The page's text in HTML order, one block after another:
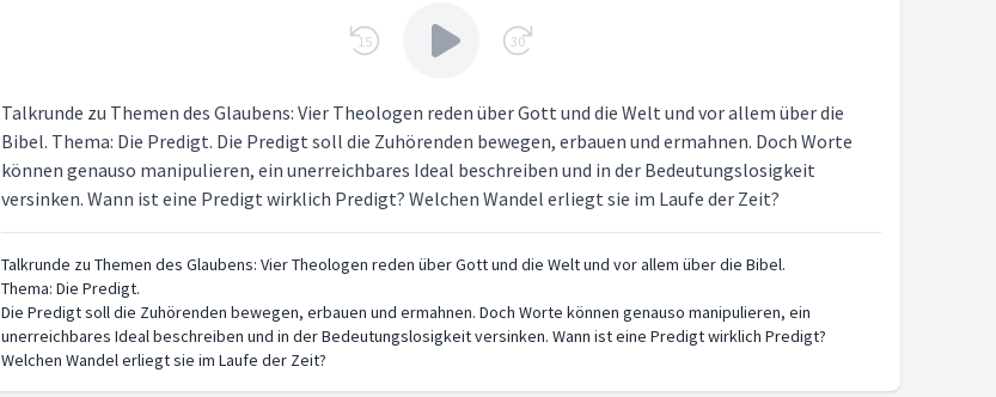
15 30
Talkrunde zu Themen des Glaubens: Vier Theologen reden über Gott und die Welt und vor allem über die
Bibel. Thema: Die Predigt. Die Predigt soll die Zuhörenden bewegen, erbauen und ermahnen. Doch Worte
können genauso manipulieren, ein unerreichbares Ideal beschreiben und in der Bedeutungslosigkeit
versinken. Wann ist eine Predigt wirklich Predigt? Welchen Wandel erliegt sie im Laufe der Zeit?
Talkrunde zu Themen des Glaubens: Vier Theologen reden über Gott und die Welt und vor allem über die Bibel.
Thema: Die Predigt.
Die Predigt soll die Zuhörenden bewegen, erbauen und ermahnen. Doch Worte können genauso manipulieren, ein
unerreichbares Ideal beschreiben und in der Bedeutungslosigkeit versinken. Wann ist eine Predigt wirklich Predigt?
Welchen Wandel erliegt sie im Laufe der Zeit?